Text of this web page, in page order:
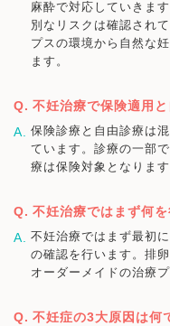
麻酔で対応していきま
別なリスクは確認され
プスの環境から自然な
ます。
不妊治療で保険適用
保険診療と自由診療は
ています。診療の一部
療は保険対象となります
不妊治療ではまず何
不妊治療ではまず最初
の確認を行います。排
オーダーメイドの治療
不妊症の3大原因は何